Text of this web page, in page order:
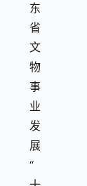
东
省
文
物
事
业
发
展
“